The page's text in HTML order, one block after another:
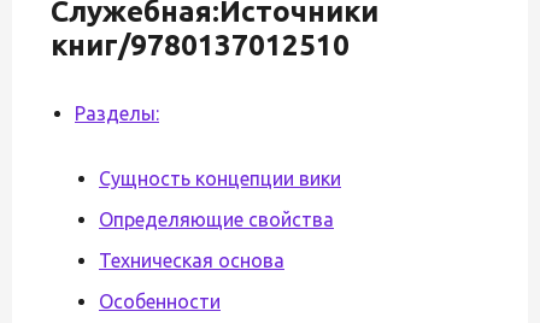
Служебная:Источники
книг/9780137012510
Разделы:
Сущность концепции вики
Определяющие свойства
Техническая основа
Особенности